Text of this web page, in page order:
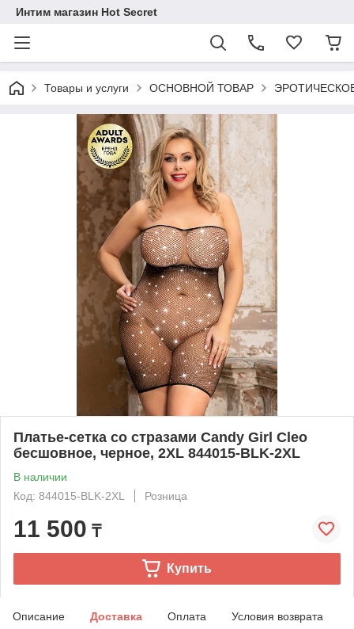
Интим магазин Hot Secret
Товары и услуги ОСНОВНОЙ ТОВАР
Платье-сетка со стразами Candy Girl Cleo
бесшовное, черное, 2XL 844015-BLK-2XL
В наличии
Код: 844015-BLK-2XL
Розница
11 500 ₸
Купить
Описание Доставка Оплата Условия возврата